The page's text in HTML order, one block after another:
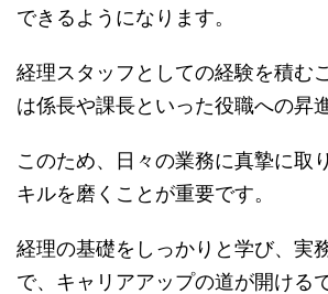
できるようになります。
経理スタッフとしての経験を積む
は係長や課長といった役職への昇
このため、日々の業務に真摯に取
キルを磨くことが重要です。
経理の基礎をしっかりと学び、実
で、キャリアアップの道が開ける